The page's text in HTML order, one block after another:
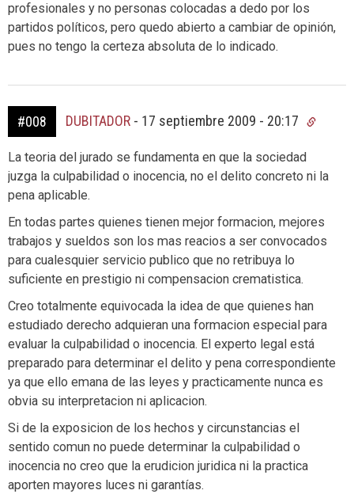
profesionales y no personas colocadas a dedo por los
partidos políticos, pero quedo abierto a cambiar de opinión,
pues no tengo la certeza absoluta de lo indicado.
#008 DUBITADOR - 17 septiembre 2009 - 20:17
La teoria del jurado se fundamenta en que la sociedad
juzga la culpabilidad o inocencia, no el delito concreto ni la
pena aplicable.
En todas partes quienes tienen mejor formacion, mejores
trabajos y sueldos son los mas reacios a ser convocados
para cualesquier servicio publico que no retribuya lo
suficiente en prestigio ni compensacion crematistica.
Creo totalmente equivocada la idea de que quienes han
estudiado derecho adquieran una formacion especial para
evaluar la culpabilidad o inocencia. El experto legal está
preparado para determinar el delito y pena correspondiente
ya que ello emana de las leyes y practicamente nunca es
obvia su interpretacion ni aplicacion.
Si de la exposicion de los hechos y circunstancias el
sentido comun no puede determinar la culpabilidad o
inocencia no creo que la erudicion juridica ni la practica
aporten mayores luces ni garantías.